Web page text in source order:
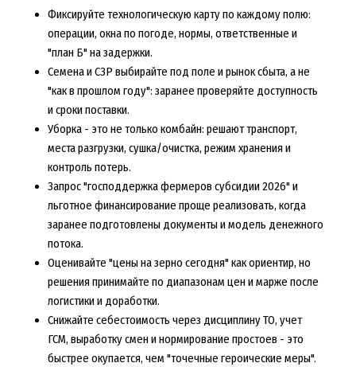
Фиксируйте технологическую карту по каждому полю:
операции, окна по погоде, нормы, ответственные и
"план Б" на задержки.
Семена и СЗР выбирайте под поле и рынок сбыта, а не
"как в прошлом году": заранее проверяйте доступность
и сроки поставки.
Уборка - это не только комбайн: решают транспорт,
места разгрузки, сушка/очистка, режим хранения и
контроль потерь.
Запрос "господдержка фермеров субсидии 2026" и
льготное финансирование проще реализовать, когда
заранее подготовлены документы и модель денежного
потока.
Оценивайте "цены на зерно сегодня" как ориентир, но
решения принимайте по диапазонам цен и марже после
логистики и доработки.
Снижайте себестоимость через дисциплину ТО, учет
ГСМ, выработку смен и нормирование простоев - это
быстрее окупается, чем "точечные героические меры".